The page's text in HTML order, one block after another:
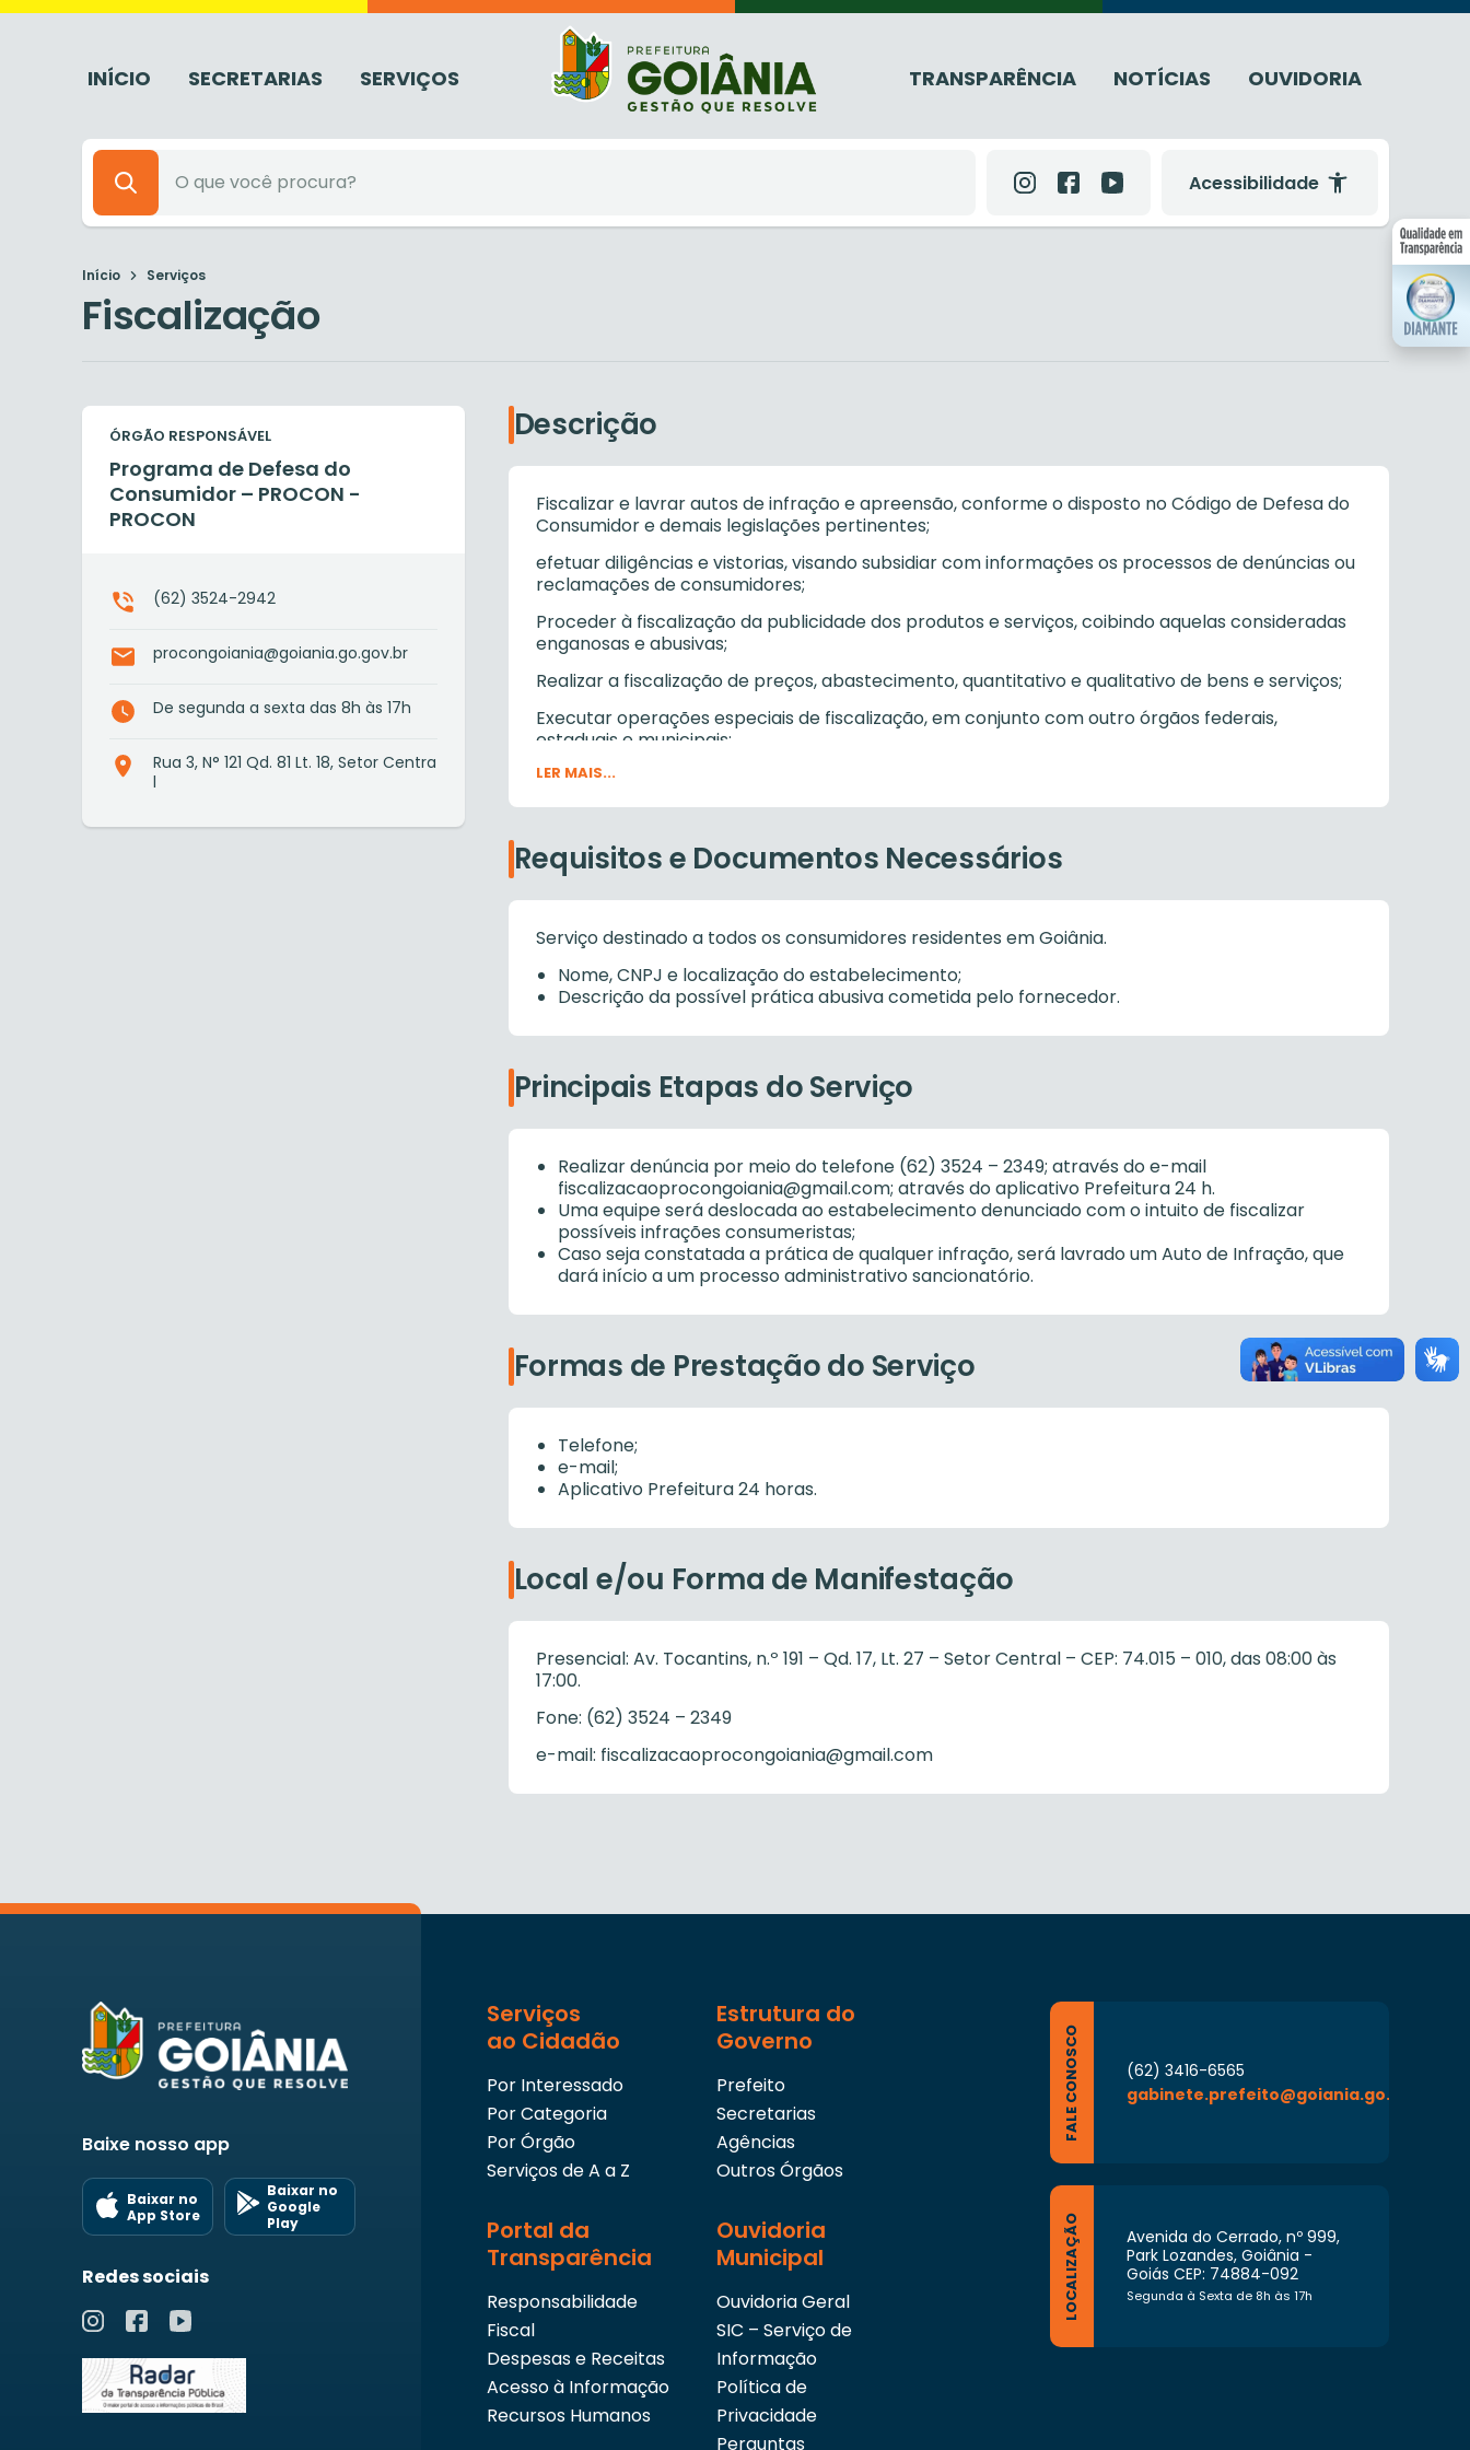
INÍCIO SECRETARIAS SERVIÇOS TRANSPARÊNCIA NOTÍCIAS OUVIDORIA
Acessibilidade
Início Serviços
Fiscalização
ÓRGÃO RESPONSÁVEL
Programa de Defesa do
Consumidor – PROCON -
PROCON
(62) 3524-2942
procongoiania@goiania.go.gov.br
De segunda a sexta das 8h às 17h
Rua 3, N° 121 Qd. 81 Lt. 18, Setor Centra
l
Descrição
Fiscalizar e lavrar autos de infração e apreensão, conforme o disposto no Código de Defesa do
Consumidor e demais legislações pertinentes;
efetuar diligências e vistorias, visando subsidiar com informações os processos de denúncias ou
reclamações de consumidores;
Proceder à fiscalização da publicidade dos produtos e serviços, coibindo aquelas consideradas
enganosas e abusivas;
Realizar a fiscalização de preços, abastecimento, quantitativo e qualitativo de bens e serviços;
Executar operações especiais de fiscalização, em conjunto com outro órgãos federais,
estaduais e municipais;
Solicitar junto aos órgãos competentes, quando necessário, a realização de testes, análises,
LER MAIS...
Requisitos e Documentos Necessários
Serviço destinado a todos os consumidores residentes em Goiânia.
Nome, CNPJ e localização do estabelecimento;
Descrição da possível prática abusiva cometida pelo fornecedor.
Principais Etapas do Serviço
Realizar denúncia por meio do telefone (62) 3524 – 2349; através do e-mail
fiscalizacaoprocongoiania@gmail.com; através do aplicativo Prefeitura 24 h.
Uma equipe será deslocada ao estabelecimento denunciado com o intuito de fiscalizar
possíveis infrações consumeristas;
Caso seja constatada a prática de qualquer infração, será lavrado um Auto de Infração, que
dará início a um processo administrativo sancionatório.
Formas de Prestação do Serviço
Telefone;
e-mail;
Aplicativo Prefeitura 24 horas.
Local e/ou Forma de Manifestação
Presencial: Av. Tocantins, n.º 191 – Qd. 17, Lt. 27 – Setor Central – CEP: 74.015 – 010, das 08:00 às
17:00.
Fone: (62) 3524 – 2349
e-mail: fiscalizacaoprocongoiania@gmail.com
Baixe nosso app
Baixar no
App Store
Baixar no
Google
Play
Redes sociais
Serviços
ao Cidadão
Por Interessado
Por Categoria
Por Órgão
Serviços de A a Z
Estrutura do
Governo
Prefeito
Secretarias
Agências
Outros Órgãos
Portal da
Transparência
Responsabilidade
Fiscal
Despesas e Receitas
Acesso à Informação
Recursos Humanos
Ouvidoria
Municipal
Ouvidoria Geral
SIC – Serviço de
Informação
Política de
Privacidade
Perguntas
FALE CONOSCO
(62) 3416-6565
gabinete.prefeito@goiania.go.gov.br
LOCALIZAÇÃO
Avenida do Cerrado, nº 999,
Park Lozandes, Goiânia -
Goiás CEP: 74884-092
Segunda à Sexta de 8h às 17h